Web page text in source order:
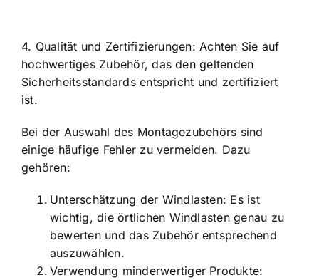
4. Qualität und Zertifizierungen: Achten Sie auf
hochwertiges Zubehör, das den geltenden
Sicherheitsstandards entspricht und zertifiziert
ist.
Bei der Auswahl des Montagezubehörs sind
einige häufige Fehler zu vermeiden. Dazu
gehören:
Unterschätzung der Windlasten: Es ist
wichtig, die örtlichen Windlasten genau zu
bewerten und das Zubehör entsprechend
auszuwählen.
Verwendung minderwertiger Produkte: